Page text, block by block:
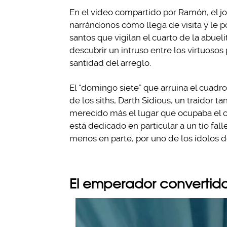
En el video compartido por Ramón, el
narrándonos cómo llega de visita y le
santos que vigilan el cuarto de la
descubrir un intruso entre los
santidad del arreglo.
El “domingo siete” que arruina el
de los siths, Darth Sidious, un traidor
merecido más el lugar que ocupaba el
está dedicado en particular a un tío
menos en parte, por uno de los ídolos
El emperador